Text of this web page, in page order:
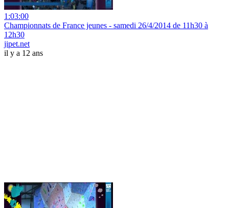
1:03:00
Championnats de France jeunes - samedi 26/4/2014 de 11h30 à
12h30
jipet.net
il y a 12 ans